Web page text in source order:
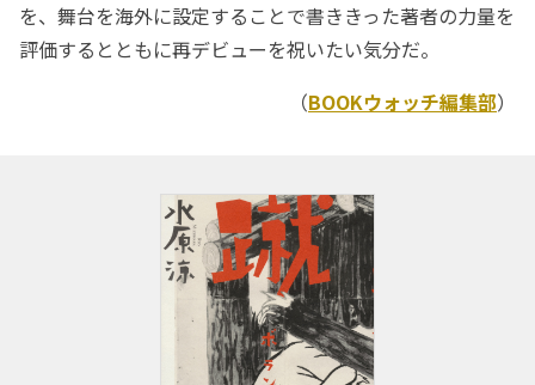
を、舞台を海外に設定することで書ききった著者の力量を
評価するとともに再デビューを祝いたい気分だ。
（BOOKウォッチ編集部）